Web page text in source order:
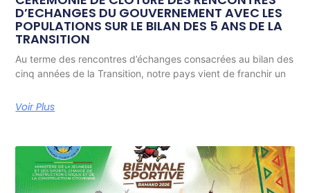
D’ECHANGES DU GOUVERNEMENT AVEC LES
POPULATIONS SUR LE BILAN DES 5 ANS DE LA
TRANSITION
Au terme des rencontres d’échanges consacrées au bilan des
cinq années de la Transition, notre pays vient de franchir un
Voir Plus